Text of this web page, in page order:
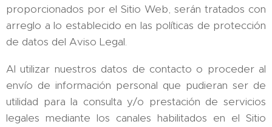
proporcionados por el Sitio Web, serán tratados con
arreglo a lo establecido en las políticas de protección
de datos del Aviso Legal.
Al utilizar nuestros datos de contacto o proceder al
envío de información personal que pudieran ser de
utilidad para la consulta y/o prestación de servicios
legales mediante los canales habilitados en el Sitio